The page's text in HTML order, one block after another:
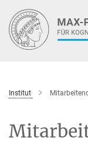
Hauptinhalt
Institut